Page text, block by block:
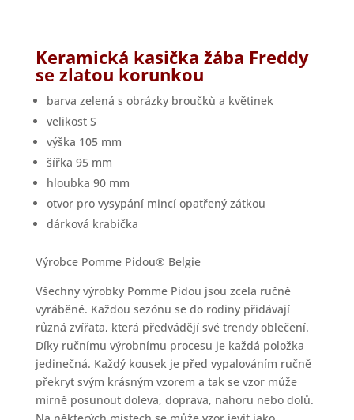
Keramická kasička žába Freddy
se zlatou korunkou
barva zelená s obrázky broučků a květinek
velikost S
výška 105 mm
šířka 95 mm
hloubka 90 mm
otvor pro vysypání mincí opatřený zátkou
dárková krabička
Výrobce Pomme Pidou® Belgie
Všechny výrobky Pomme Pidou jsou zcela ručně
vyráběné. Každou sezónu se do rodiny přidávají
různá zvířata, která předvádějí své trendy oblečení.
Díky ručnímu výrobnímu procesu je každá položka
jedinečná. Každý kousek je před vypalováním ručně
překryt svým krásným vzorem a tak se vzor může
mírně posunout doleva, doprava, nahoru nebo dolů.